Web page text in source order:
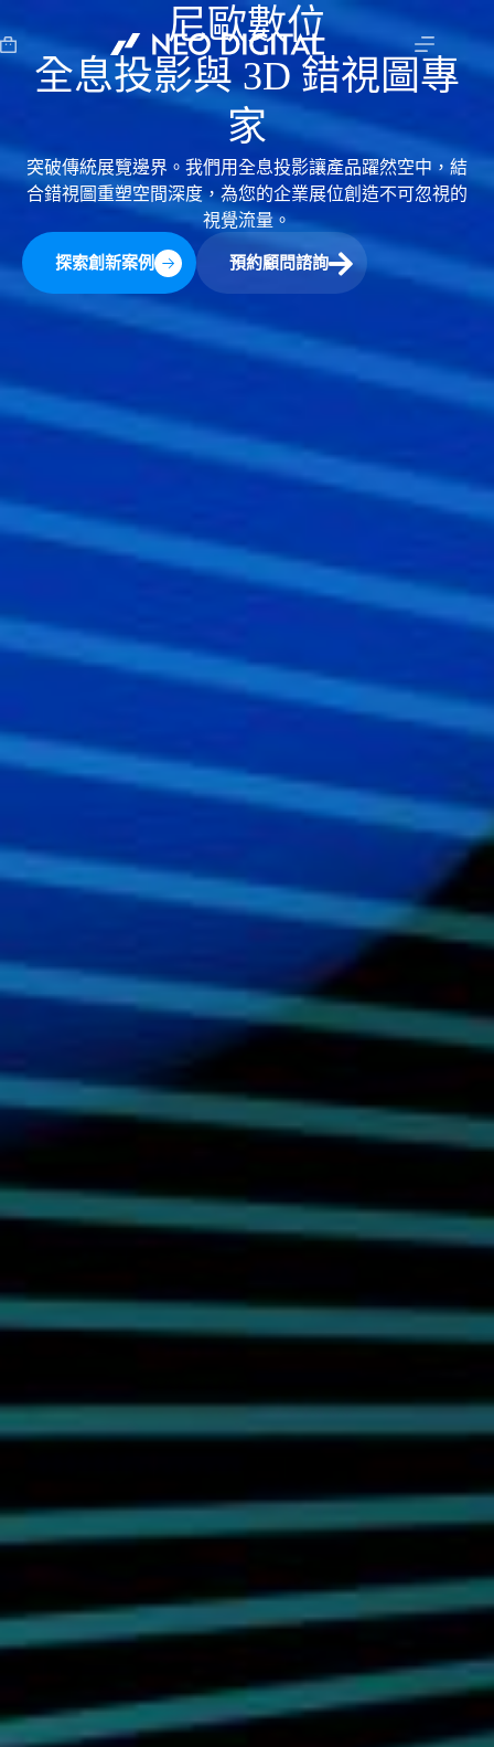
尼歐數位
全息投影與 3D 錯視圖專
家
突破傳統展覽邊界。我們用全息投影讓產品躍然空中，結
合錯視圖重塑空間深度，為您的企業展位創造不可忽視的
視覺流量。
探索創新案例 預約顧問諮詢